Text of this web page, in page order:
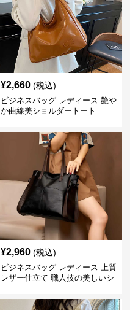
¥2,660 (税込)
ビジネスバッグ レディース 艶や
か曲線美ショルダートート
¥2,960 (税込)
ビジネスバッグ レディース 上質
レザー仕立て 職人技の美しいシ